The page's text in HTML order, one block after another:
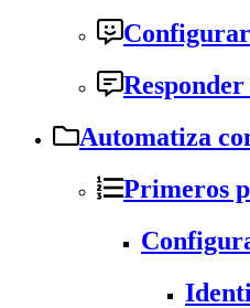
Automatiza
Primeros